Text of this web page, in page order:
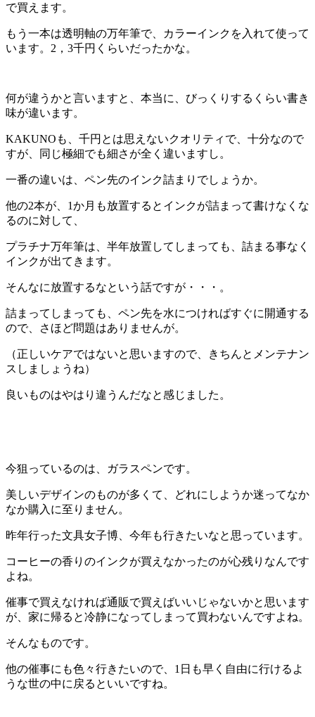
で買えます。
もう一本は透明軸の万年筆で、カラーインクを入れて使って
います。2，3千円くらいだったかな。
何が違うかと言いますと、本当に、びっくりするくらい書き
味が違います。
KAKUNOも、千円とは思えないクオリティで、十分なので
すが、同じ極細でも細さが全く違いますし。
一番の違いは、ペン先のインク詰まりでしょうか。
他の2本が、1か月も放置するとインクが詰まって書けなくな
るのに対して、
プラチナ万年筆は、半年放置してしまっても、詰まる事なく
インクが出てきます。
そんなに放置するなという話ですが・・・。
詰まってしまっても、ペン先を水につければすぐに開通する
ので、さほど問題はありませんが。
（正しいケアではないと思いますので、きちんとメンテナン
スしましょうね）
良いものはやはり違うんだなと感じました。
今狙っているのは、ガラスペンです。
美しいデザインのものが多くて、どれにしようか迷ってなか
なか購入に至りません。
昨年行った文具女子博、今年も行きたいなと思っています。
コーヒーの香りのインクが買えなかったのが心残りなんです
よね。
催事で買えなければ通販で買えばいいじゃないかと思います
が、家に帰ると冷静になってしまって買わないんですよね。
そんなものです。
他の催事にも色々行きたいので、1日も早く自由に行けるよ
うな世の中に戻るといいですね。